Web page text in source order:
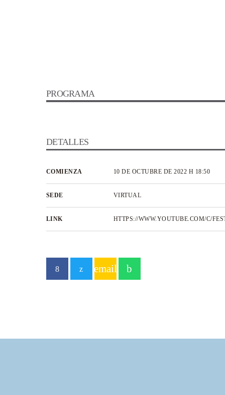
PROGRAMA
DETALLES
COMIENZA 10 DE OCTUBRE DE 2022 H 18:50
SEDE VIRTUAL
LINK HTTPS://WWW.YOUTUBE.COM/C/
email